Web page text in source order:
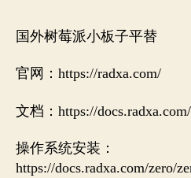
国外树莓派小板子平替
官网：https://radxa.com/
文档：https://docs.radxa.com/
操作系统安装：
https://docs.radxa.com/zero/